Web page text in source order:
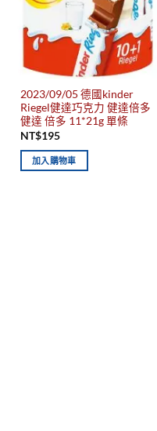
2023/09/05 德國kinder
Riegel健達巧克力 健達倍多
健達 倍多 11*21g 單條
NT$195
加入購物車